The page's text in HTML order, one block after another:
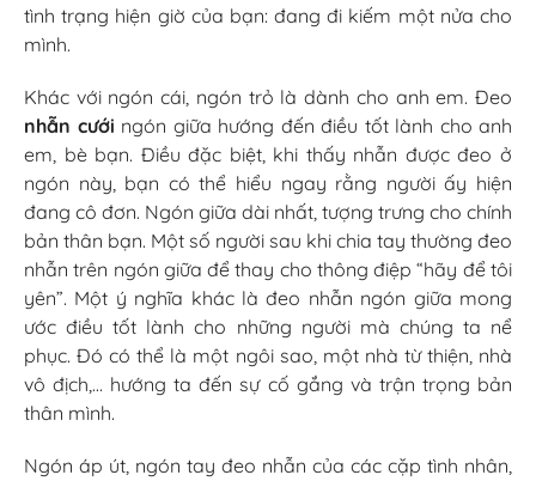
tình trạng hiện giờ của bạn: đang đi kiếm một nửa cho
mình.
Khác với ngón cái, ngón trỏ là dành cho anh em. Đeo
nhẫn cưới ngón giữa hướng đến điều tốt lành cho anh
em, bè bạn. Điều đặc biệt, khi thấy nhẫn được đeo ở
ngón này, bạn có thể hiểu ngay rằng người ấy hiện
đang cô đơn. Ngón giữa dài nhất, tượng trưng cho chính
bản thân bạn. Một số người sau khi chia tay thường đeo
nhẫn trên ngón giữa để thay cho thông điệp “hãy để tôi
yên”. Một ý nghĩa khác là đeo nhẫn ngón giữa mong
ước điều tốt lành cho những người mà chúng ta nể
phục. Đó có thể là một ngôi sao, một nhà từ thiện, nhà
vô địch,… hướng ta đến sự cố gắng và trận trọng bản
thân mình.
Ngón áp út, ngón tay đeo nhẫn của các cặp tình nhân,